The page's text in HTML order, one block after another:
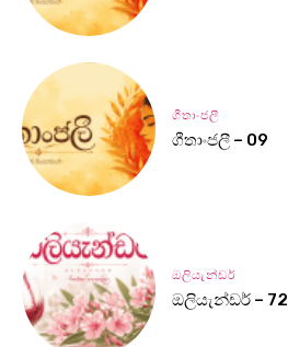
ගීතාංජලී
ගීතාංජලී – 09
ඔලියැන්ඩර්
ඔලියැන්ඩර් – 72